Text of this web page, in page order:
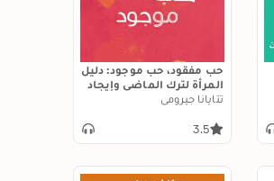
حب مفقود، حب موجود: دليل
المرأة لترك الماضي وإيجاد
حب جديد
تتايانا جيرومي
3.5